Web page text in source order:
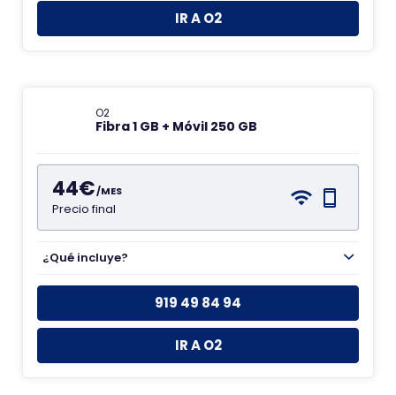
IR A O2
O2
Fibra 1 GB + Móvil 250 GB
44€/MES
Precio final
¿Qué incluye?
919 49 84 94
IR A O2